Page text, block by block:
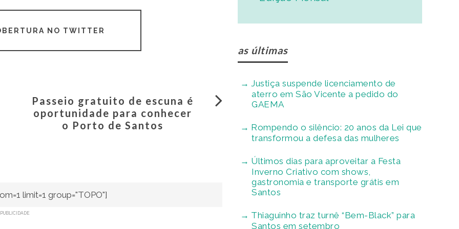
NO TWITTER
Passeio gratuito de escuna é
oportunidade para conhecer
o Porto de Santos
limit=1 group="TOPO"]
PUBLICIDADE
as últimas
Justiça suspende licenciamento de
aterro em São Vicente a pedido do
GAEMA
Rompendo o silêncio: 20 anos da Lei que
transformou a defesa das mulheres
Últimos dias para aproveitar a Festa
Inverno Criativo com shows,
gastronomia e transporte grátis em
Santos
Thiaguinho traz turnê “Bem-Black” para
Santos em setembro